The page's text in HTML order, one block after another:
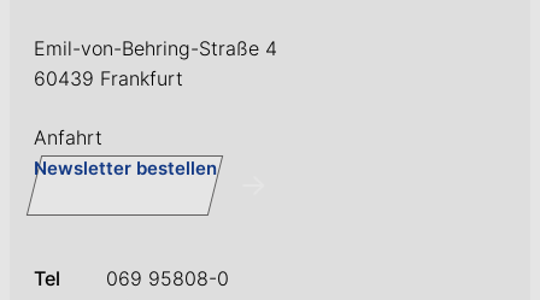
Emil-von-Behring-Straße 4
60439 Frankfurt
Anfahrt
Newsletter bestellen
Tel
069 95808-0